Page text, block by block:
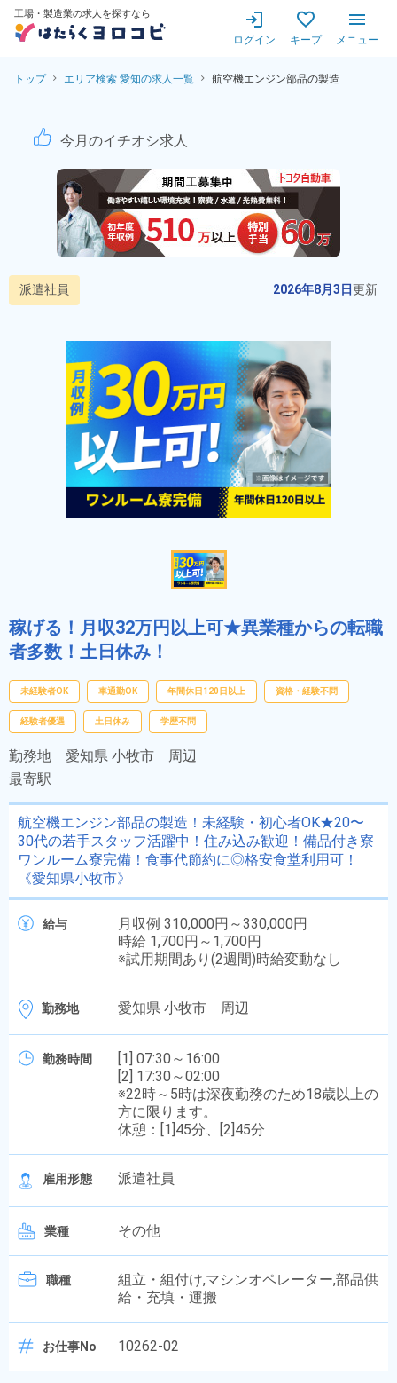
工場・製造業の求人を探すなら
ログイン キープ メニュー
トップ エリア検索 愛知の求人一覧 航空機エンジン部品の製造
航空機エンジン部品の製造
今月のイチオシ求人
派遣社員 2026年8月3日更新
稼げる！月収32万円以上可★異業種からの転職
者多数！土日休み！
未経験者OK 車通勤OK 年間休日120日以上 資格・経験不問
経験者優遇 土日休み 学歴不問
勤務地 愛知県 小牧市 周辺
最寄駅
航空機エンジン部品の製造！未経験・初心者OK★20〜
30代の若手スタッフ活躍中！住み込み歓迎！備品付き寮
ワンルーム寮完備！食事代節約に◎格安食堂利用可！
《愛知県小牧市》
給与
月収例 310,000円～330,000円
時給 1,700円～1,700円
※試用期間あり(2週間)時給変動なし
勤務地 愛知県 小牧市 周辺
勤務時間
[1] 07:30～16:00
[2] 17:30～02:00
※22時～5時は深夜勤務のため18歳以上の
方に限ります。
休憩：[1]45分、[2]45分
雇用形態 派遣社員
業種 その他
職種
組立・組付け,マシンオペレーター,部品供
給・充填・運搬
お仕事No 10262-02